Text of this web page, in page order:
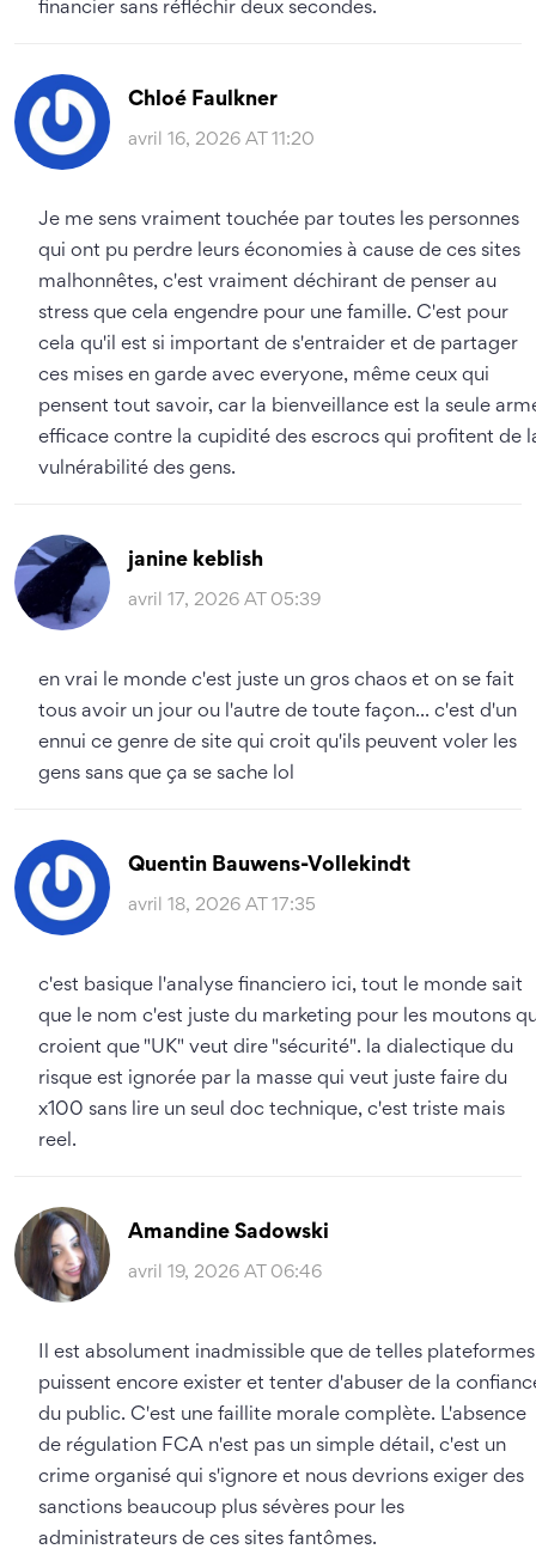
financier sans réfléchir deux secondes.
Chloé Faulkner
avril 16, 2026 AT 11:20
Je me sens vraiment touchée par toutes les personnes
qui ont pu perdre leurs économies à cause de ces sites
malhonnêtes, c'est vraiment déchirant de penser au
stress que cela engendre pour une famille. C'est pour
cela qu'il est si important de s'entraider et de partager
ces mises en garde avec everyone, même ceux qui
pensent tout savoir, car la bienveillance est la seule
efficace contre la cupidité des escrocs qui profitent de
vulnérabilité des gens.
janine keblish
avril 17, 2026 AT 05:39
en vrai le monde c'est juste un gros chaos et on se fait
tous avoir un jour ou l'autre de toute façon... c'est d'un
ennui ce genre de site qui croit qu'ils peuvent voler les
gens sans que ça se sache lol
Quentin Bauwens-Vollekindt
avril 18, 2026 AT 17:35
c'est basique l'analyse financiero ici, tout le monde sait
que le nom c'est juste du marketing pour les moutons
croient que "UK" veut dire "sécurité". la dialectique du
risque est ignorée par la masse qui veut juste faire du
x100 sans lire un seul doc technique, c'est triste mais
reel.
Amandine Sadowski
avril 19, 2026 AT 06:46
Il est absolument inadmissible que de telles plateformes
puissent encore exister et tenter d'abuser de la
du public. C'est une faillite morale complète. L'absence
de régulation FCA n'est pas un simple détail, c'est un
crime organisé qui s'ignore et nous devrions exiger des
sanctions beaucoup plus sévères pour les
administrateurs de ces sites fantômes.